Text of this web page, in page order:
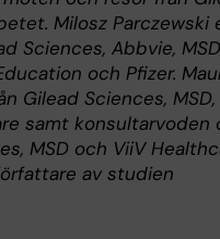
Milosz Parczewski
Sciences, Abbvie,
och Pfizer.
Gilead Sciences, MSD,
samt konsultarvoden
MSD och ViiV
av studien